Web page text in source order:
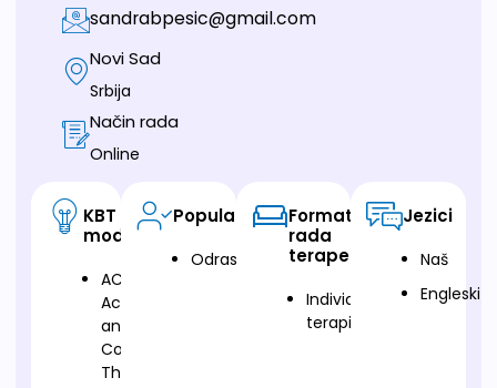
sandrabpesic@gmail.com
Novi Sad
Srbija
Način rada
Online
KBT
modalitet
ACT-
Acceptance
and
Commitment
Therapy
Populacija
Odrasli
Format
rada
terapeuta
Individualna
terapija
Jezici
Naš
Engleski